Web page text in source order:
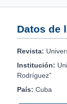
Datos de
Revista:
Institución:
Rodríguez”
País: Cuba